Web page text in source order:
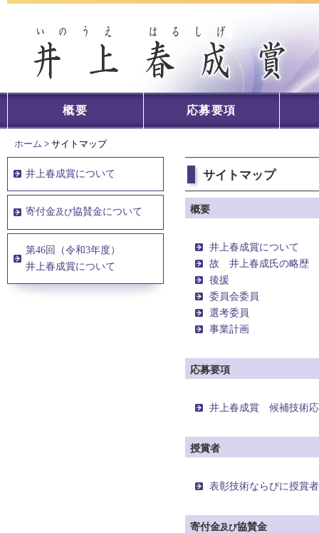
概要 応募要項
ホーム > サイトマップ
サイトマップ
概要
井上春成賞について
故 井上春成氏の略歴
後援
委員会委員
選考委員
事業計画
応募要項
井上春成賞 候補技術
授賞者
表彰技術ならびに授賞
寄付金及び協賛金
井上春成賞について
寄付金及び協賛金について
第46回（令和3年度）
井上春成賞について